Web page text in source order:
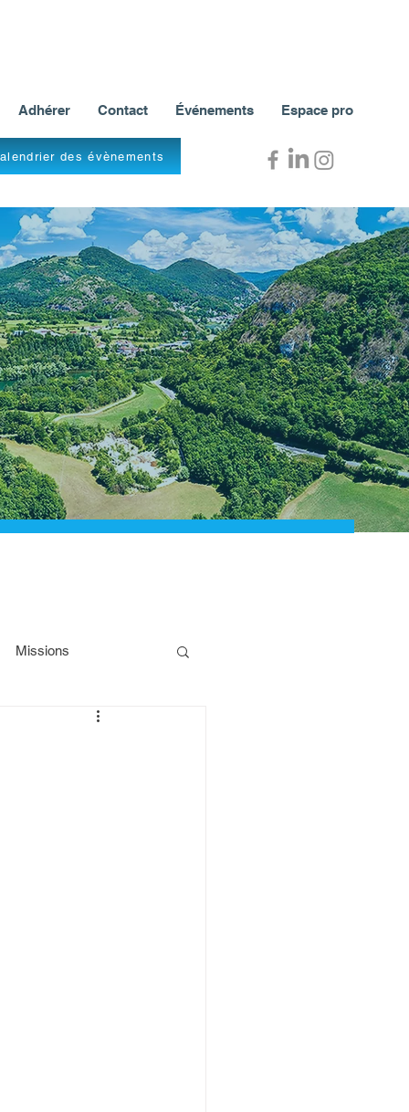
des évènements
Adhérer Contact Événements Espace pro
Missions